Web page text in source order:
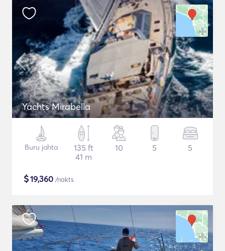
Yachts Mirabella
Buru jahta
135 ft
41 m
10 5 5
$19,360 /nakts